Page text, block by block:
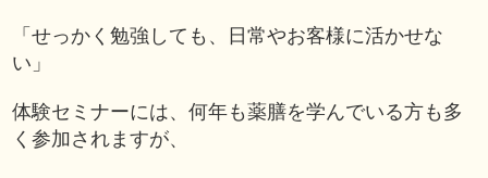
「せっかく勉強しても、日常やお客様に活かせな
い」
体験セミナーには、何年も薬膳を学んでいる方も多
く参加されますが、